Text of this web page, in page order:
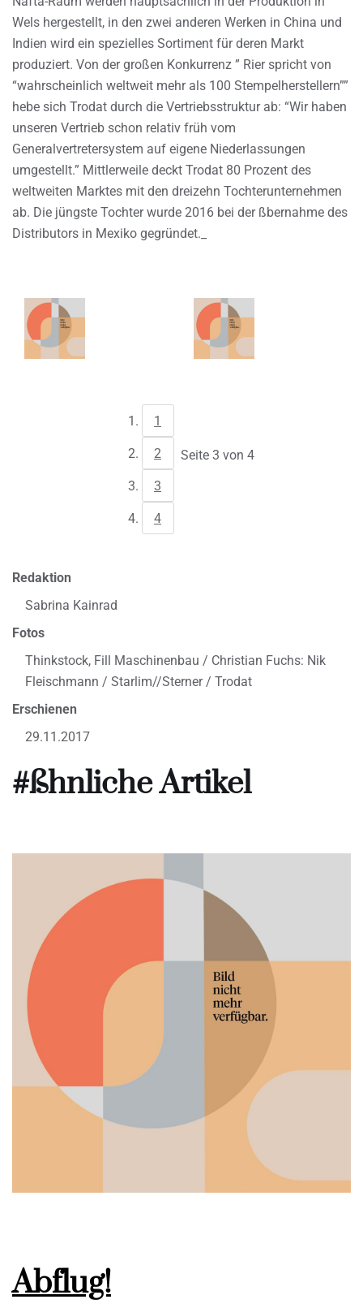
Wels hergestellt, in den zwei anderen Werken in China und
Indien wird ein spezielles Sortiment für deren Markt
produziert. Von der großen Konkurrenz ” Rier spricht von
“wahrscheinlich weltweit mehr als 100 Stempelherstellern””
hebe sich Trodat durch die Vertriebsstruktur ab: “Wir haben
unseren Vertrieb schon relativ früh vom
Generalvertretersystem auf eigene Niederlassungen
umgestellt.” Mittlerweile deckt Trodat 80 Prozent des
weltweiten Marktes mit den dreizehn Tochterunternehmen
ab. Die jüngste Tochter wurde 2016 bei der ßbernahme des
Distributors in Mexiko gegründet._
1
2
3
4
Seite 3 von 4
Redaktion
Sabrina Kainrad
Fotos
Thinkstock, Fill Maschinenbau / Christian Fuchs: Nik
Fleischmann / Starlim//Sterner / Trodat
Erschienen
29.11.2017
#ßhnliche Artikel
Abflug!